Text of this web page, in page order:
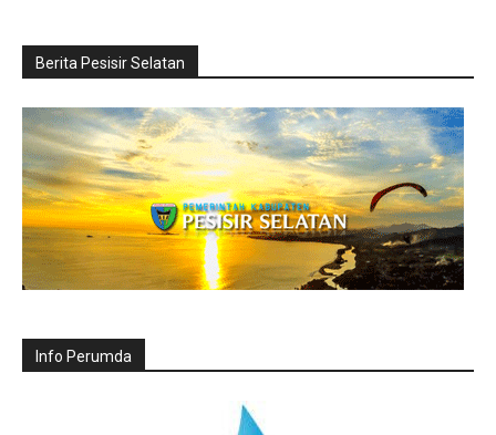
Berita Pesisir Selatan
Info Perumda